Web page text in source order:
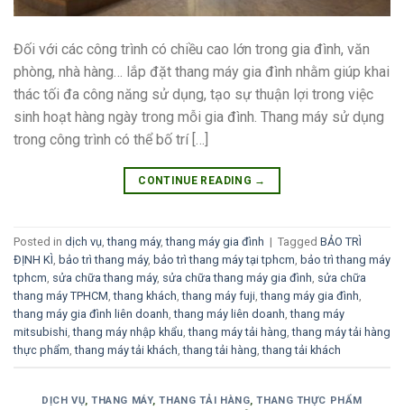
Đối với các công trình có chiều cao lớn trong gia đình, văn
phòng, nhà hàng… lắp đặt thang máy gia đình nhằm giúp khai
thác tối đa công năng sử dụng, tạo sự thuận lợi trong việc
sinh hoạt hàng ngày trong mỗi gia đình. Thang máy sử dụng
trong công trình có thể bố trí […]
CONTINUE READING →
Posted in dịch vụ,thang máy,thang máy gia đình | Tagged BẢO TRÌ
ĐỊNH KÌ, bảo trì thang máy, bảo trì thang máy tại tphcm, bảo trì thang máy
tphcm, sửa chữa thang máy, sửa chữa thang máy gia đình, sửa chữa
thang máy TPHCM,thang khách,thang máy fuji,thang máy gia đình,
thang máy gia đình liên doanh,thang máy liên doanh,thang máy
mitsubishi,thang máy nhập khẩu,thang máy tải hàng,thang máy tải hàng
thực phẩm,thang máy tải khách,thang tải hàng,thang tải khách
DỊCH VỤ,THANG MÁY,THANG TẢI HÀNG,THANG THỰC PHẨM